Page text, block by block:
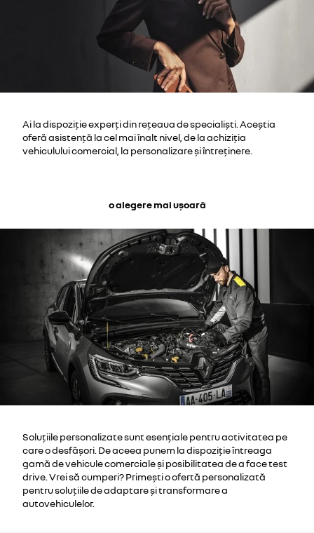
Ai la dispoziție experți din rețeaua de specialiști. Aceștia
oferă asistență la cel mai înalt nivel, de la achiziția
vehiculului comercial, la personalizare și întreținere.
o alegere mai ușoară
Soluțiile personalizate sunt esențiale pentru activitatea pe
care o desfășori. De aceea punem la dispoziție întreaga
gamă de vehicule comerciale și posibilitatea de a face test
drive. Vrei să cumperi? Primești o ofertă personalizată
pentru soluțiile de adaptare și transformare a
autovehiculelor.